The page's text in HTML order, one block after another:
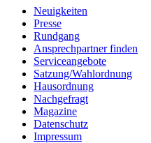
Neuigkeiten
Presse
Rundgang
Ansprechpartner finden
Serviceangebote
Satzung/Wahlordnung
Hausordnung
Nachgefragt
Magazine
Datenschutz
Impressum